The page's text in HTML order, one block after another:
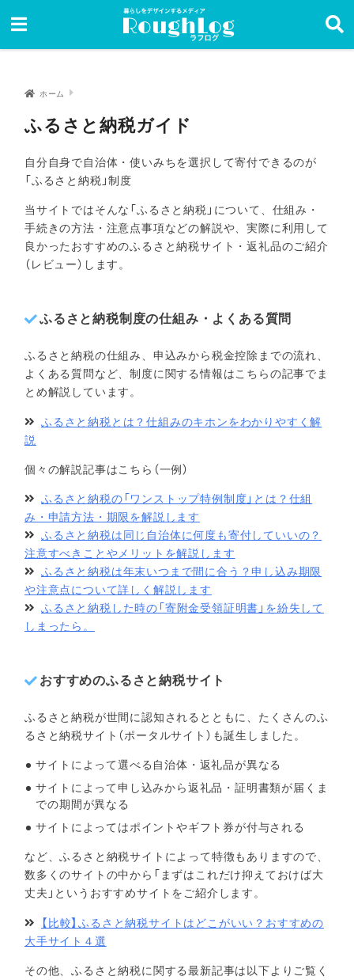
ホーム
ふるさと納税ガイド
自分自身で自治体・使いみちを選択して寄付できるのが
「ふるさと納税」制度
当サイトではそんな「ふるさと納税」について、仕組み・
手続きの方法・注意点事項などの解説や、実際に利用して
良かったおすすめのふるさと納税サイト・返礼品のご紹介
（レビュー）します。
ふるさと納税制度の仕組み・よくある質問
ふるさと納税の仕組み、申込みから税金控除までの流れ、
よくある質問など、制度に関する情報はこちらの記事でま
とめ解説しています。
ふるさと納税とは？仕組みのキホンをわかりやすく解
説
個々の解説記事はこちら（一例）
ふるさと納税の「ワンストップ特例制度」とは？仕組
み・申請方法・期限を解説します
ふるさと納税は同じ自治体に何度も寄付していいの？
注意すべきことやメリットを解説します
ふるさと納税は年末いつまで間に合う？申し込み期限
や注意点について詳しく解説します
ふるさと納税した時の「寄附金受領証明書」を紛失して
しまったら。
おすすめのふるさと納税サイト
ふるさと納税が世間に認知されるとともに、たくさんのふ
るさと納税サイト（ポータルサイト）も誕生しました。
サイトによって選べる自治体・返礼品が異なる
サイトによって申し込みから返礼品・証明書類が届くま
での期間が異なる
サイトによってはポイントやギフト券が付与される
など、ふるさと納税サイトによって特徴もありますので、
数多くのサイトの中から「まずはこれだけ抑えておけば大
丈夫」というおすすめサイトをご紹介します。
【比較】ふるさと納税サイトはどこがいい？おすすめの
大手サイト４選
その他、ふるさと納税に関する最新記事は以下よりご覧く